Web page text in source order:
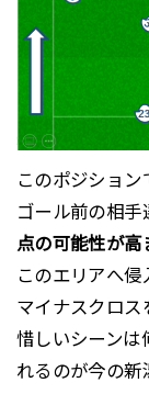
このポジショ
ゴール前の相手
点の可能性が高
このエリアへ
マイナスクロス
惜しいシーンは
れるのが今の新